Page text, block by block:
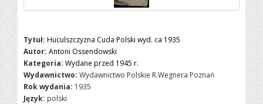
Tytuł: Huculszczyzna Cuda Polski wyd. ca 1935
Autor: Antoni Ossendowski
Kategoria: Wydane przed 1945 r.
Wydawnictwo: Wydawnictwo Polskie R.Wegnera Poznań
Rok wydania: 1935
Język: polski